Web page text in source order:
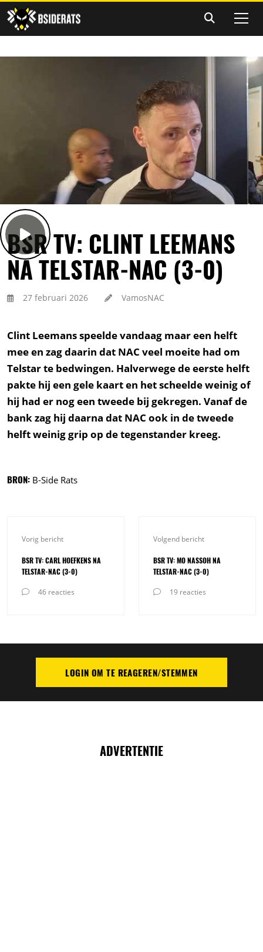
BSR TV: CLINT LEEMANS
NA TELSTAR-NAC (3-0)
27 februari 2026 VamosNAC
Clint Leemans speelde vandaag maar een helft
mee en zag daarin dat NAC veel moeite had om
Telstar te bedwingen. Halverwege de eerste helft
pakte hij een gele kaart en het scheelde weinig of
hij had er nog een tweede bij gekregen. Vanaf de
bank zag hij daarna dat NAC ook in de tweede
helft weinig grip op de tegenstander kreeg.
BRON: B-Side Rats
Vorig bericht
BSR TV: CARL HOEFKENS NA
TELSTAR-NAC (3-0)
46 reacties
Volgend bericht
BSR TV: MO NASSOH NA
TELSTAR-NAC (3-0)
19 reacties
PLAATS REACTIELOGIN OM TE REAGEREN/STEMMEN
ADVERTENTIE